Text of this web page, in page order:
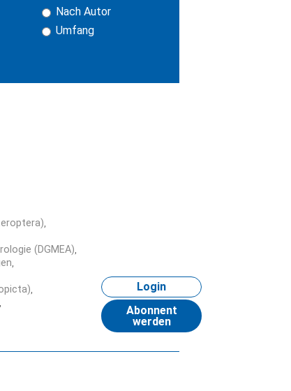
Nach Autor
Umfang
(DGMEA)
Login
Abonnent
werden